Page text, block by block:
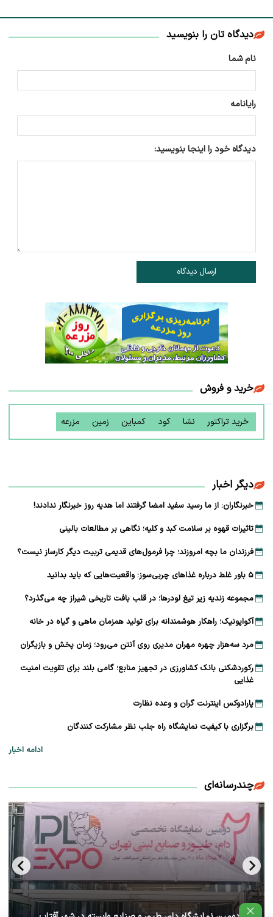
دیدگاه تان را بنویسید
نام شما
رایانامه
دیدگاه خود را اینجا بنویسید:
ارسال دیدگاه
خرید و فروش
خرید تراکتور نشا کود کمباین زمین مزرعه
دیگر اخبار
خبرنگاران: از ما رسید سفید امضا گرفتند اما هدیه روز خبرنگار ندادند!
تاثیرات قهوه بر سلامت کبد و کلیه؛ نگاهی بر مطالعات بالینی
فرزندان ما بچه امروزند؛ چرا فرمول‌های قدیمی تربیت دیگر کارساز نیست؟
۵ باور غلط درباره غذاهای چربی‌سوز: واقعیت‌هایی که باید بدانید
مجموعه زندیه زیر تیغ لودرها؛ در قلب بافت تاریخی شیراز چه می‌گذرد؟
آکواپونیک؛ راهکار هوشمندانه برای تولید همزمان ماهی و گیاه در خانه
مرد سه‌هزار چهره مهران مدیری روی آنتن می‌رود؛ زمان پخش و بازیگران
رکوردشکنی بانک کشاورزی در تجهیز منابع؛ گامی بلند برای تقویت امنیت
غذایی
پارادوکس اینترنت گران و وعده نظارت
برگزاری با کیفیت نمایشگاه راه جلب نظر مشارکت‌ کنندگان
ادامه اخبار
چندرسانه‌ای